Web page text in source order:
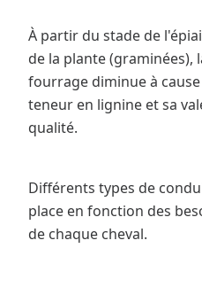
À partir du stade de
de la plante (graminées),
fourrage diminue à
teneur en lignine et sa
qualité.
Différents types de
place en fonction des
de chaque cheval.